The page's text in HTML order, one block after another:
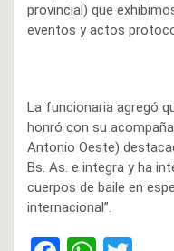
provincial) que
eventos y actos
La funcionaria agregó
honró con su
Antonio Oeste)
Bs. As. e integra y ha
cuerpos de baile en
internacional”.